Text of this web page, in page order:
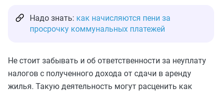
Надо знать: как начисляются пени за
просрочку коммунальных платежей
Не стоит забывать и об ответственности за неуплату
налогов с полученного дохода от сдачи в аренду
жилья. Такую деятельность могут расценить как